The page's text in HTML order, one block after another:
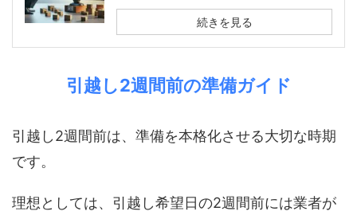
続きを見る
引越し2週間前の準備ガイド
引越し2週間前は、準備を本格化させる大切な時期
です。
理想としては、引越し希望日の2週間前には業者が